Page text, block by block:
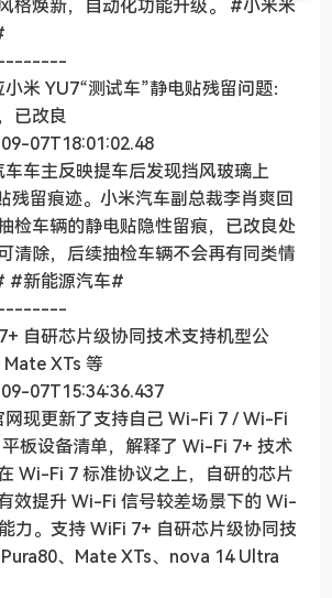
格焕新，自动化功能升级。 #小米米
米 YU7“测试车”静电贴残留问题：
已改良
07T18:01:02.48
车主反映提车后发现挡风玻璃上
残留痕迹。小米汽车副总裁李肖爽回
检车辆的静电贴隐性留痕，已改良处
清除，后续抽检车辆不会再有同类情
#新能源汽车#
自研芯片级协同技术支持机型公
XTs 等
07T15:34:36.437
网现更新了支持自己 Wi-Fi 7 / Wi-Fi
板设备清单，解释了 Wi-Fi 7+ 技术
Wi-Fi 7 标准协议之上，自研的芯片
效提升 Wi-Fi 信号较差场景下的 Wi-
力。支持 WiFi 7+ 自研芯片级协同技
、Mate XTs、nova 14 Ultra